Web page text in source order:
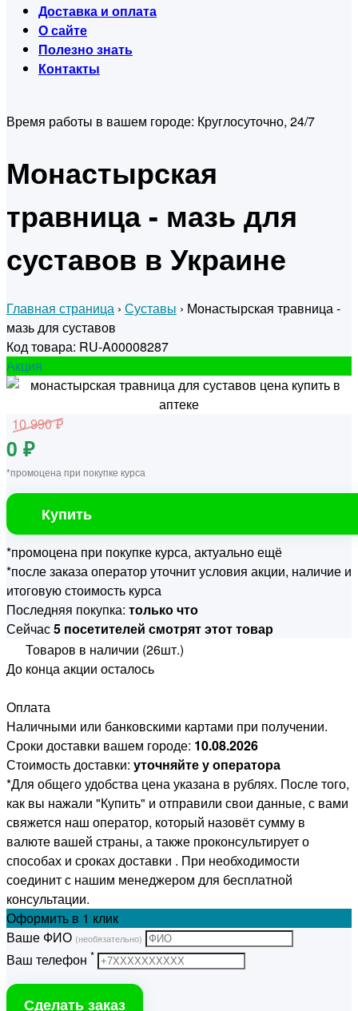
Доставка и оплата
О сайте
Полезно знать
Контакты
Время работы в вашем городе: Круглосуточно, 24/7
Монастырская
травница - мазь для
суставов в Украине
Главная страница › Суставы › Монастырская травница -
мазь для суставов
Код товара: RU-A00008287
Акция
10 990 ₽
0 ₽
*промоцена при покупке курса
Купить
*промоцена при покупке курса, актуально ещё
*после заказа оператор уточнит условия акции, наличие и
итоговую стоимость курса
Последняя покупка: только что
Сейчас5 посетителей смотрят этот товар
Товаров в наличии (26шт.)
До конца акции осталось
Оплата
Наличными или банковскими картами при получении.
Сроки доставки вашем городе: 10.08.2026
Стоимость доставки: уточняйте у оператора
*Для общего удобства цена указана в рублях. После того,
как вы нажали "Купить" и отправили свои данные, с вами
свяжется наш оператор, который назовёт сумму в
валюте вашей страны, а также проконсультирует о
способах и сроках доставки . При необходимости
соединит с нашим менеджером для бесплатной
консультации.
Оформить в 1 клик
Ваше ФИО (необязательно)
Ваш телефон *
Сделать заказ